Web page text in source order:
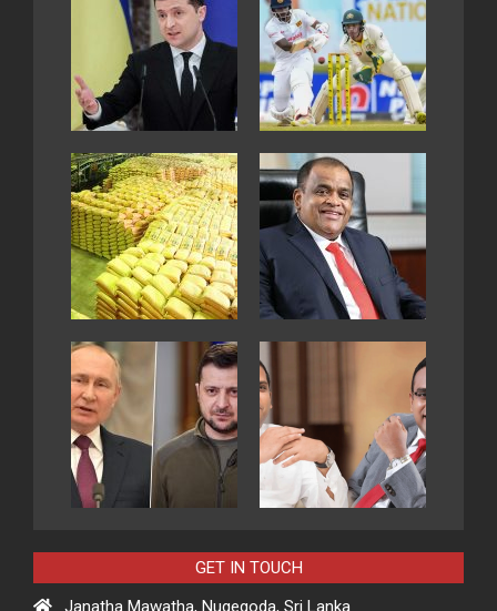
GET IN TOUCH
Janatha Mawatha, Nugegoda, Sri Lanka